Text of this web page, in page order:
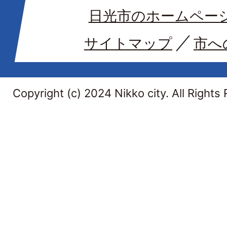
日光市のホームペー
サイトマップ
市へ
Copyright (c) 2024 Nikko city. All Rights